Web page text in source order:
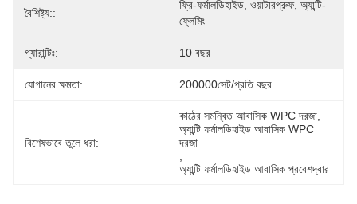
বৈশিষ্ট্য::
ফ্রি-ফর্মালডিহাইড, ওয়াটারপ্রুফ, অ্যান্টি-
ফ্লেমিং
গ্যারান্টিঃ: 10 বছর
যোগানের ক্ষমতা: 200000সেট/প্রতি বছর
বিশেষভাবে তুলে ধরা:
কাঠের সমন্বিত আবাসিক WPC দরজা
অ্যান্টি ফর্মালডিহাইড আবাসিক WPC
দরজা
অ্যান্টি ফর্মালডিহাইড আবাসিক প্রবেশদ্বার